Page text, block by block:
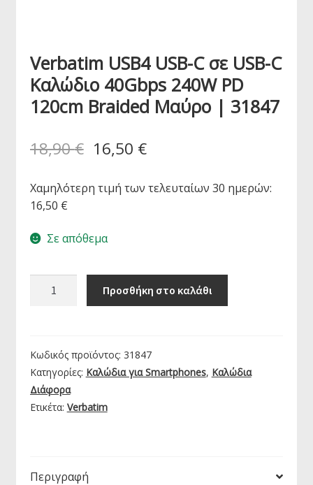
Verbatim USB4 USB-C σε USB-C
Καλώδιο 40Gbps 240W PD
120cm Braided Μαύρο | 31847
18,90€ 16,50 €
Χαμηλότερη τιμή των τελευταίων 30 ημερών:
16,50 €
Σε απόθεμα
σε
USB-
C
Καλώδιο
120cm
Προσθήκη στο καλάθι
Κωδικός προϊόντος: 31847
Κατηγορίες: Καλώδια για Smartphones, Καλώδια
Διάφορα
Ετικέτα: Verbatim
Περιγραφή